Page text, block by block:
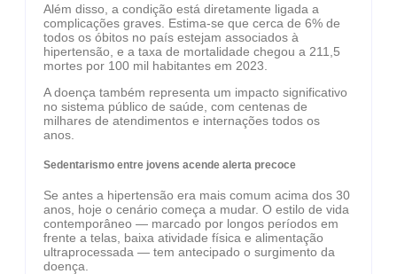
Além disso, a condição está diretamente ligada a
complicações graves. Estima-se que cerca de 6% de
todos os óbitos no país estejam associados à
hipertensão, e a taxa de mortalidade chegou a 211,5
mortes por 100 mil habitantes em 2023.
A doença também representa um impacto significativo
no sistema público de saúde, com centenas de
milhares de atendimentos e internações todos os
anos.
Sedentarismo entre jovens acende alerta precoce
Se antes a hipertensão era mais comum acima dos 30
anos, hoje o cenário começa a mudar. O estilo de vida
contemporâneo — marcado por longos períodos em
frente a telas, baixa atividade física e alimentação
ultraprocessada — tem antecipado o surgimento da
doença.